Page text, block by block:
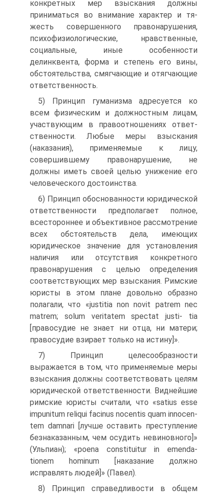
конкретных мер взыскания должны
приниматься во внимание характер и тя­
жесть совершенного правонарушения,
психофизиологические, нравственные,
социальные, иные особенности
делинквента, фор­ма и степень его вины,
обстоятельства, смягчающие и отягчаю­щие
ответственность.
5) Принцип гуманизма адресуется ко
всем физическим и должностным лицам,
участвующим в правоотношениях ответ­
ственности. Любые меры взыскания
(наказания), применяемые к лицу,
совершившему правонарушение, не
должны иметь своей целью унижение его
человеческого достоинства.
6) Принцип обоснованности юридической
ответственности предполагает полное,
всестороннее и объективное рассмотре­ние
всех обстоятельств дела, имеющих
юридическое значение для установления
наличия или отсутствия конкретного
правона­рушения с целью определения
соответствующих мер взыскания. Римские
юристы в этом плане довольно образно
полагали, что «justitia non novit patrem nec
matrem; solum veritatem spectat justi- tia
[правосудие не знает ни отца, ни матери;
правосудие взирает только на истину]».
7) Принцип целесообразности
выражается в том, что приме­няемые меры
взыскания должны соответствовать целям
юриди­ческой ответственности. Виднейшие
римские юристы считали, что «satius esse
impunitum reliqui facinus nocentis quam innocen-
tem damnari [лучше оставить преступление
безнаказанным, чем осудить невиновного]»
(Ульпиан); «poena constituitur in emenda-
tionem hominum [наказание должно
исправлять людей]» (Павел).
8) Принцип справедливости в общем